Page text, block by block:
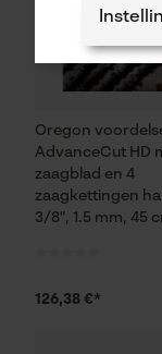
Oregon
AdvanceCut HD
zaagblad en 4
zaagkettingen
3/8", 1.5 mm, 45
126,38 €*